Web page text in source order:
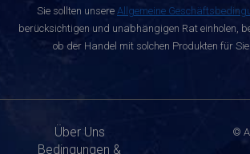
Sie sollten unsere Allgemeine
berücksichtigen und unabhängigen Rat einholen,
ob der Handel mit solchen Produkten für
Über Uns
Bedingungen &
©